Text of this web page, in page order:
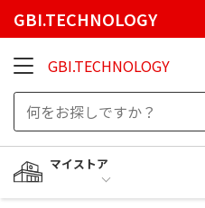
GBI.TECHNOLOGY
GBI.TECHNOLOGY
マイストア